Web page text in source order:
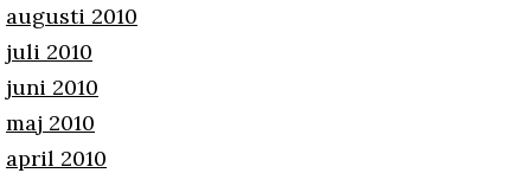
augusti 2010
juli 2010
juni 2010
maj 2010
april 2010